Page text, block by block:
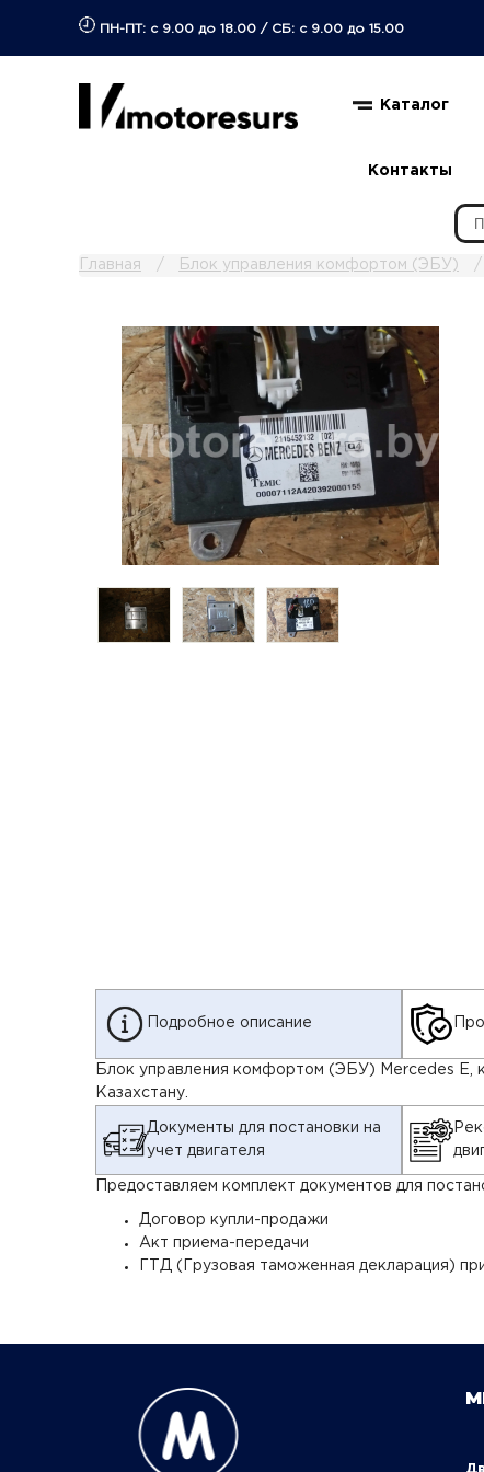
ПН-ПТ: с 9.00 до 18.00 / СБ: с 9.00 до 15.00
Каталог
Контакты
Главная Блок управления комфортом (ЭБУ)
Подробное описание
Блок управления комфортом (ЭБУ) Mercedes E,
Казахстану.
Документы для постановки на
учет двигателя
Предоставляем комплект документов для
Договор купли-продажи
Акт приема-передачи
ГТД (Грузовая таможенная декларация)